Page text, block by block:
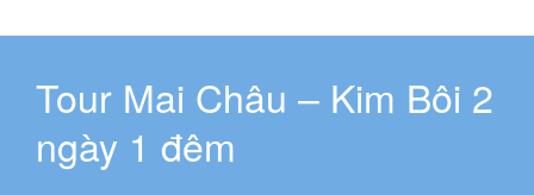
Tour Mai Châu – Kim Bôi 2
ngày 1 đêm